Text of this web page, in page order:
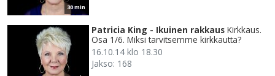
30 min
Patricia King - Ikuinen rakkaus Kirkkaus.
Osa 1/6. Miksi tarvitsemme kirkkautta?
16.10.14 klo 18.30
Jakso: 168